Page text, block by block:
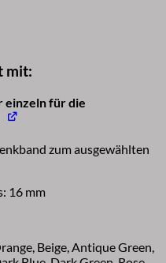
mit:
einzeln für die
zum ausgewählten
16 mm
Beige, Antique Green,